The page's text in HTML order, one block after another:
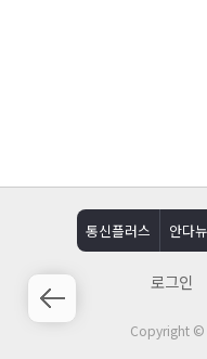
통신플러스 안다
로그인
Copyright ©